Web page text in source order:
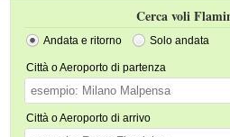
Cerca voli
Andata e ritorno Solo andata
Città o Aeroporto di partenza
Città o Aeroporto di arrivo